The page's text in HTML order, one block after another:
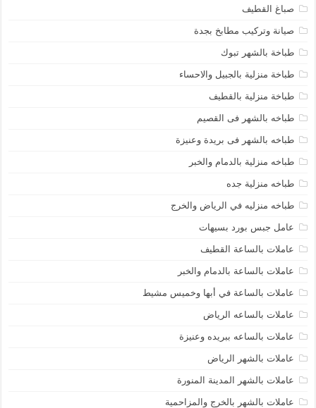
صباغ القطيف
صيانة وتركيب مطابخ بجدة
طباخة بالشهر تبوك
طباخة منزلية بالجبيل والاحساء
طباخة منزلية بالقطيف
طباخه بالشهر فى القصيم
طباخه بالشهر فى بريدة وعنيزة
طباخه منزلية بالدمام والخبر
طباخه منزلية جده
طباخه منزليه في الرياض والخرج
عامل جبس بورد بسيهات
عاملات بالساعة القطيف
عاملات بالساعة بالدمام والخبر
عاملات بالساعة في أبها وخميس مشيط
عاملات بالساعه الرياض
عاملات بالساعه ببريده وعنيزة
عاملات بالشهر الرياض
عاملات بالشهر المدينة المنورة
عاملات بالشهر بالخرج والمزاحمية